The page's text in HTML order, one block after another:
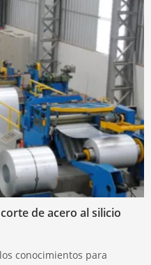
de acero al silicio
conocimientos para